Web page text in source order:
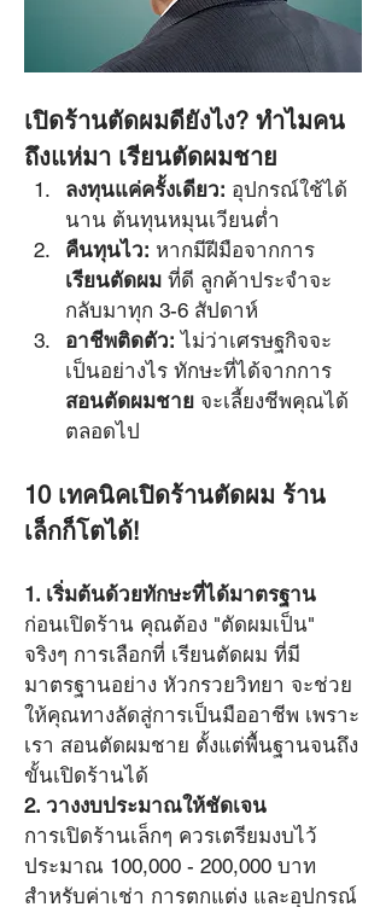
เปิดร้านตัดผมดียังไง? ทำไมคน
ถึงแห่มา เรียนตัดผมชาย
ลงทุนแค่ครั้งเดียว: อุปกรณ์ใช้ได้
นาน ต้นทุนหมุนเวียนต่ำ
คืนทุนไว: หากมีฝีมือจากการ
เรียนตัดผม ที่ดี ลูกค้าประจำจะ
กลับมาทุก 3-6 สัปดาห์
อาชีพติดตัว: ไม่ว่าเศรษฐกิจจะ
เป็นอย่างไร ทักษะที่ได้จากการ
สอนตัดผมชาย จะเลี้ยงชีพคุณได้
ตลอดไป
10 เทคนิคเปิดร้านตัดผม ร้าน
เล็กก็โตได้!
1. เริ่มต้นด้วยทักษะที่ได้มาตรฐาน
ก่อนเปิดร้าน คุณต้อง "ตัดผมเป็น"
จริงๆ การเลือกที่ เรียนตัดผม ที่มี
มาตรฐานอย่าง หัวกรวยวิทยา จะช่วย
ให้คุณทางลัดสู่การเป็นมืออาชีพ เพราะ
เรา สอนตัดผมชาย ตั้งแต่พื้นฐานจนถึง
ขั้นเปิดร้านได้
2. วางงบประมาณให้ชัดเจน
การเปิดร้านเล็กๆ ควรเตรียมงบไว้
ประมาณ 100,000 - 200,000 บาท
สำหรับค่าเช่า การตกแต่ง และอุปกรณ์